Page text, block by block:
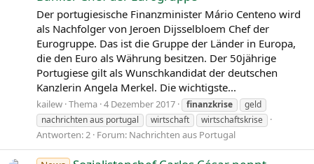
Der portugiesische Finanzminister Mário Centeno wird
als Nachfolger von Jeroen Dijsselbloem Chef der
Eurogruppe. Das ist die Gruppe der Länder in Europa,
die den Euro als Währung besitzen. Der 50jährige
Portugiese gilt als Wunschkandidat der deutschen
Kanzlerin Angela Merkel. Die wichtigste...
kailew Thema 4 Dezember 2017 finanzkrise
geld
nachrichten aus portugal
wirtschaft wirtschaftskrise
Antworten: 2 Forum: Nachrichten aus Portugal